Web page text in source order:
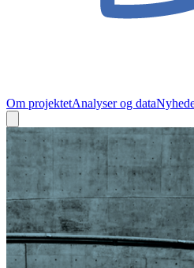
Om projektetAnalyser og data